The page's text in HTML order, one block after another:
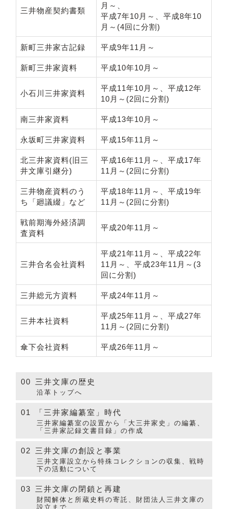
三井物産契約書類
月～、
平成7年10月～、平成8年10
月～(4回に分割)
新町三井家古記録 平成9年11月～
新町三井家資料 平成10年10月～
小石川三井家資料
平成11年10月～、平成12年
10月～(2回に分割)
南三井家資料 平成13年10月～
永坂町三井家資料 平成15年11月～
北三井家資料(旧三
井文庫引継分)
平成16年11月～、平成17年
11月～(2回に分割)
三井物産資料のう
ち「廻議綴」など
平成18年11月～、平成19年
11月～(2回に分割)
戦前期海外経済調
査資料
平成20年11月～
三井合名会社資料
平成21年11月～、平成22年
11月～、平成23年11月～(3
回に分割)
三井総元方資料 平成24年11月～
三井本社資料
平成25年11月～、平成27年
11月～(2回に分割)
傘下会社資料 平成26年11月～
00 三井文庫の歴史
沿革トップへ
01 「三井家編纂室」時代
三井家編纂室の設置から「大三井家史」の編纂、
「三井家記録文書目録」の作成
02 三井文庫の創設と事業
三井文庫設立から特殊コレクションの収集、戦時
下の活動について
03 三井文庫の閉鎖と再建
財閥解体と所蔵史料の寄託、財団法人三井文庫の
設立まで